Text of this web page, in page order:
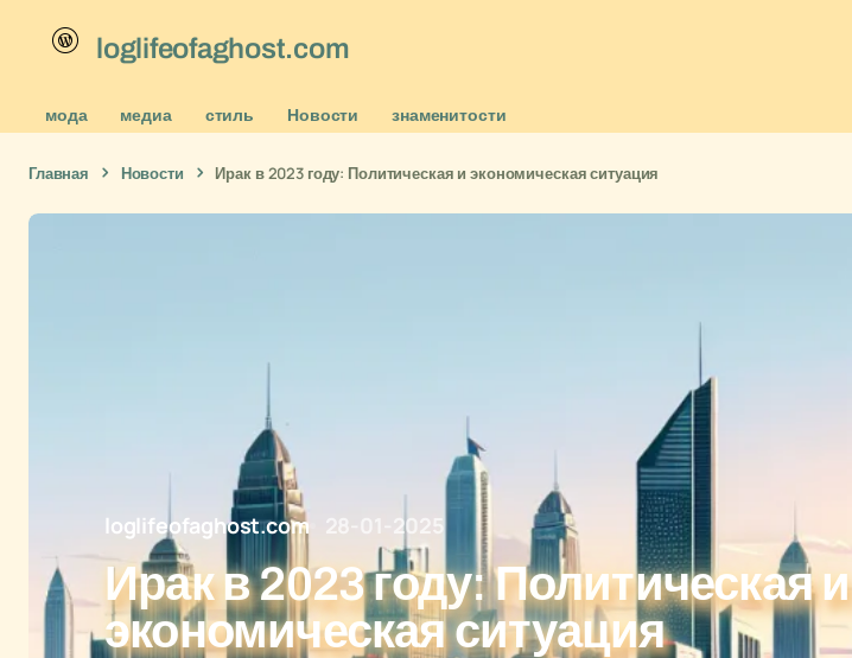
loglifeofaghost.com
мода медиа стиль Новости знаменитости
Главная Новости Ирак в 2023 году: Политическая и экономическая ситуация
loglifeofaghost.com 28-01-2025
Ирак в 2023 году: Политическая и
экономическая ситуация